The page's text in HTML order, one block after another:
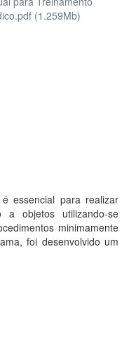
(1.259Mb)
essencial para realizar
objetos utilizando-se
minimamente
foi desenvolvido um